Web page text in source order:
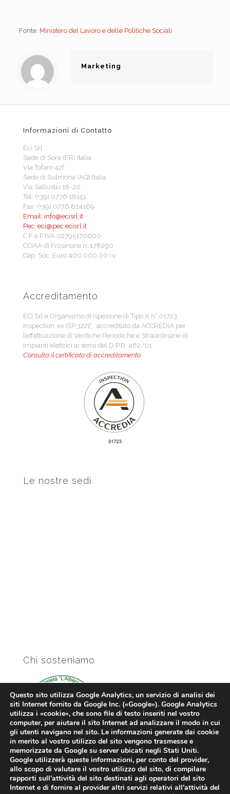
Fonte: Ministero del Lavoro e delle Politiche Sociali
Marketing
Informazioni di Contatto
Eci Srl
Sede di Sora (FR) Italia
Via Tofaro 42f
Sede di Sulmona (AQ) Italia
Via Sallustio 18-20
Tel: (+39) 0776 18151
Fax: (+39) 0776 814169
Email: info@ecisrl.it
Pec: eci@pec.ecisrl.it
C.F e P.IVA 02795170600
CCIAA di Frosinone n. 178290
Cap. Soc. Euro 400.000,00 i.v.
Accreditamento
ECI Srl è Organismo di Ispezione di Tipo A n° 01723
Inspection, ex ISP 322E, accreditato da ACCREDIA per
l’effettuazione di Verifiche Periodiche e Straordinarie di
impianti elettrici ai sensi del D.P.R. 462/01
Consulta il certificato di accreditamento
Le nostre sedi
Chi sosteniamo
Questo sito utilizza Google Analytics, un servizio di analisi dei
siti Internet fornito da Google Inc. («Google»). Google Analytics
utilizza i «cookie», che sono file di testo inseriti nel vostro
computer, per aiutare il sito Internet ad analizzare il modo in cui
gli utenti navigano nel sito. Le informazioni generate dai cookie
in merito al vostro utilizzo del sito vengono trasmesse e
memorizzate da Google su server ubicati negli Stati Uniti.
Google utilizzerà queste informazioni, per conto del provider,
allo scopo di valutare il vostro utilizzo del sito, di compilare
rapporti sull'attività del sito destinati agli operatori del sito
Internet e di fornire al provider altri servizi relativi all'attività del